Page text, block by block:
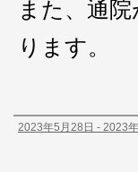
また、通
ります。
2023年5月28日 - 2023